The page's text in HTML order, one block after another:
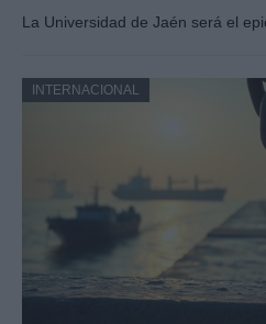
La Universidad de Jaén será el
INTERNACIONAL